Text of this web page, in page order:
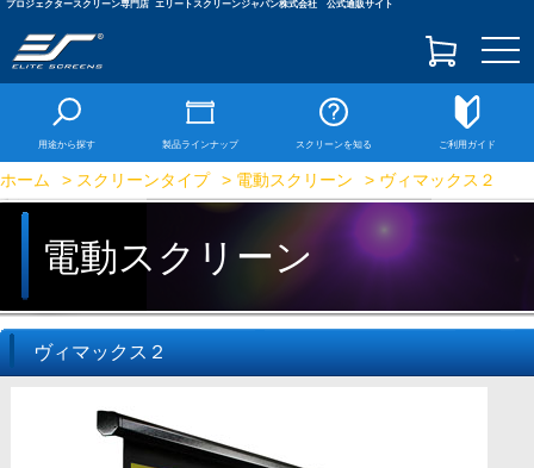
プロジェクタースクリーン専門店 エリートスクリーンジャパン株式会社 公式通販サイト
用途から探す 製品ラインナップ スクリーンを知る ご利用ガイド
ホーム > スクリーンタイプ > 電動スクリーン > ヴィマックス２
電動スクリーン
ヴィマックス２